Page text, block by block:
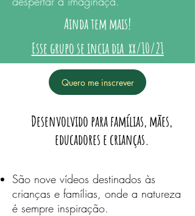
Ainda tem mais!
Esse grupo se incia dia xx/10/21
Quero me inscrever
Desenvolvido para famílias, mães,
educadores e crianças.
São nove vídeos destinados às
crianças e famílias, onde a natureza
é sempre inspiração.